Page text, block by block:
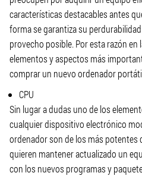
características destacables antes
forma se garantiza su
provecho posible. Por esta razón
elementos y aspectos más
comprar un nuevo ordenador
CPU
Sin lugar a dudas uno de los
cualquier dispositivo electrónico
ordenador son de los más potentes
quieren mantener actualizado un
con los nuevos programas y